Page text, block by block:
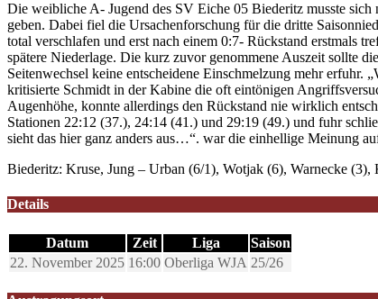
Die weibliche A- Jugend des SV Eiche 05 Biederitz musste
geben. Dabei fiel die Ursachenforschung für die dritte
total verschlafen und erst nach einem 0:7- Rückstand erstmals
spätere Niederlage. Die kurz zuvor genommene Auszeit sollte
Seitenwechsel keine entscheidene Einschmelzung mehr
kritisierte Schmidt in der Kabine die oft eintönigen
Augenhöhe, konnte allerdings den Rückstand nie wirklich
Stationen 22:12 (37.), 24:14 (41.) und 29:19 (49.) und fuhr
sieht das hier ganz anders aus…“. war die einhellige Meinung
Biederitz: Kruse, Jung – Urban (6/1), Wotjak (6), Warnecke
Details
Datum Zeit Liga
Saison
22. November 2025 16:00 Oberliga WJA 25/26